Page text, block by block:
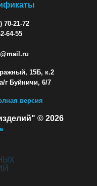
70-21-72
64-55
15Б, к.2
г Буйничи, 6/7
версия
© 2026